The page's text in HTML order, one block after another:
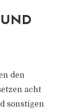
den
acht
sonstigen